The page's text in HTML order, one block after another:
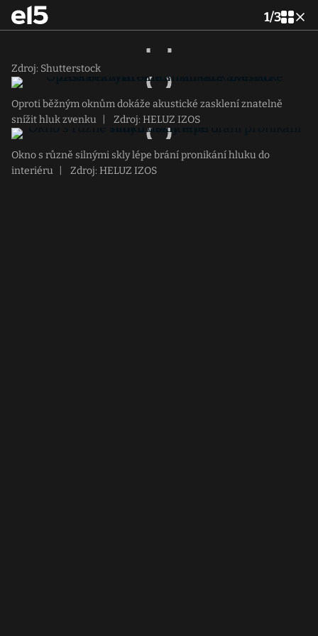
1/3
Zdroj: Shutterstock
Oproti běžným oknům dokáže akustické zasklení znatelně
snížit hluk zvenku
Zdroj: HELUZ IZOS
Okno s různě silnými skly lépe brání pronikání hluku do
interiéru
Zdroj: HELUZ IZOS